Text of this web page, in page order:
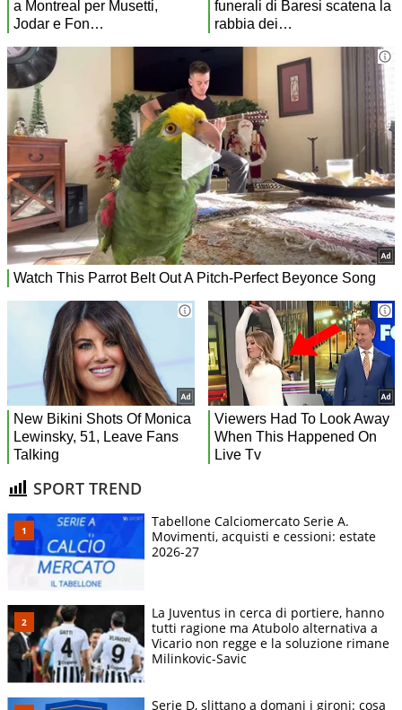
SPORT TREND
Tabellone Calciomercato Serie A.
Movimenti, acquisti e cessioni: estate
2026-27
La Juventus in cerca di portiere, hanno
tutti ragione ma Atubolo alternativa a
Vicario non regge e la soluzione rimane
Milinkovic-Savic
Serie D, slittano a domani i gironi: cosa